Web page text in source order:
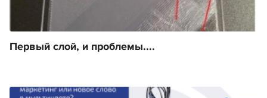
Первый слой, и проблемы....